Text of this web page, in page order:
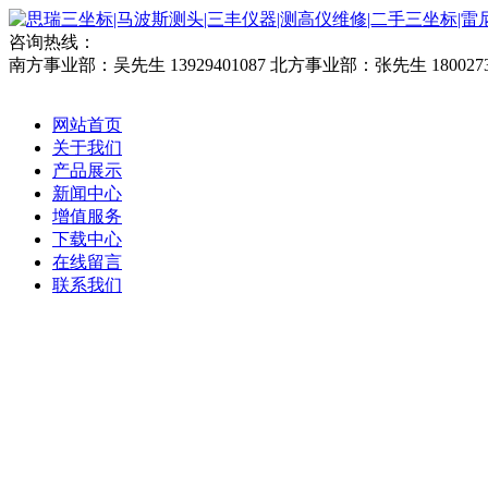
咨询热线：
南方事业部：吴先生 13929401087 北方事业部：张先生
网站首页
关于我们
产品展示
新闻中心
增值服务
下载中心
在线留言
联系我们